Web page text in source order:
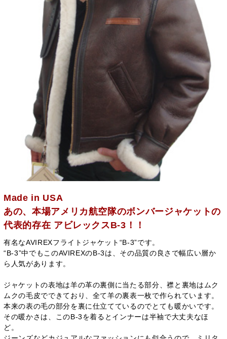
Made in USA
あの、本場アメリカ航空隊のボンバージャケットの
代表的存在 アビレックスB-3！！
有名なAVIREXフライトジャケット“B-3”です。
“B-3”中でもこのAVIREXのB-3は、その品質の良さで幅広い層か
ら人気があります。
ジャケットの表地は羊の革の裏側に当たる部分、襟と裏地はムク
ムクの毛皮でできており、全て羊の裏表一枚で作られています。
本来の表の毛の部分を裏に仕立てているのでとても暖かいです。
その暖かさは、このB-3を着るとインナーは半袖で大丈夫なほ
ど。